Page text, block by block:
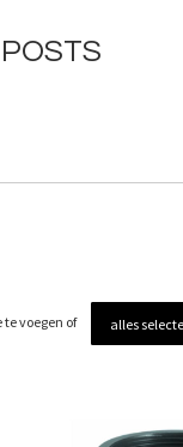
voegen of alles